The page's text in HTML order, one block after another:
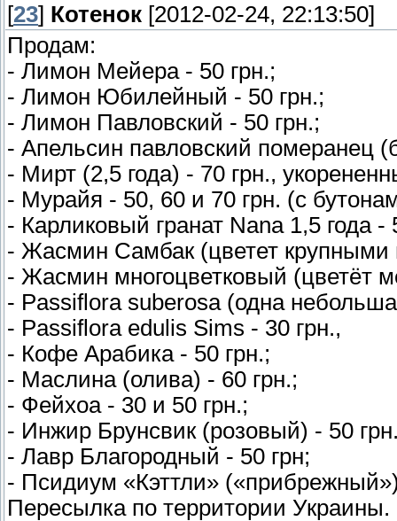
[23] Котенок [2012-02-24, 22:13:50]
Продам:
- Лимон Мейера - 50 грн.;
- Лимон Юбилейный - 50 грн.;
- Лимон Павловский - 50 грн.;
- Апельсин павловский померанец
- Мирт (2,5 года) - 70 грн.,
- Мурайя - 50, 60 и 70 грн. (с
- Карликовый гранат Nana 1,5 года
- Жасмин Самбак (цветет крупными
- Жасмин многоцветковый (цветёт
- Passiflora suberosa (одна
- Passiflora edulis Sims - 30 грн.,
- Кофе Арабика - 50 грн.;
- Маслина (олива) - 60 грн.;
- Фейхоа - 30 и 50 грн.;
- Инжир Брунсвик (розовый) - 50
- Лавр Благородный - 50 грн;
- Псидиум «Кэттли»
Пересылка по территории Украины.